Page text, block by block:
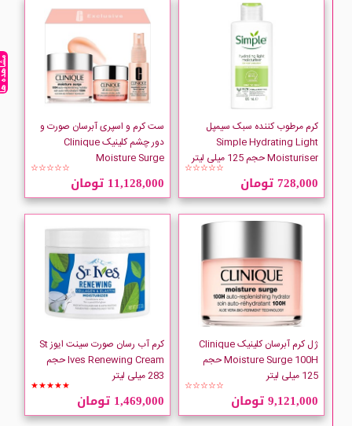
GLYSOLID
GUINOT
Himalaya
Jacques Andhrel
JUTE
LANCOME
LIERAC
LOREAL
Mary May
کرم مرطوب کننده سبک سیمپل
Simple Hydrating Light
Moisturiser حجم 125 میلی لیتر
☆☆☆☆☆
728,000 تومان
ست کرم و اسپری آبرسان صورت و
دور چشم کلینیک Clinique
Moisture Surge
☆☆☆☆☆
11,128,000 تومان
ژل کرم آبرسان کلینیک Clinique
Moisture Surge 100H حجم
125 میلی لیتر
☆☆☆☆☆
9,121,000 تومان
کرم آب رسان صورت سینت ایوز St
Ives Renewing Cream حجم
283 میلی لیتر
★★★★★
1,469,000 تومان